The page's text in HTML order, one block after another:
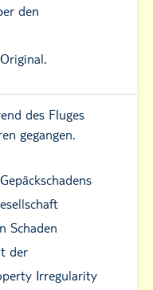
den
des Fluges
gegangen.
Schaden
der
Irregularity